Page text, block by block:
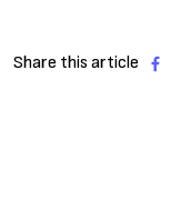
Share this article